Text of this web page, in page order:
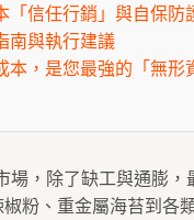
「信任行銷」與自保防
南與執行建議
，是您最強的「無形
場，除了缺工與通膨
粉、重金屬海苔到各